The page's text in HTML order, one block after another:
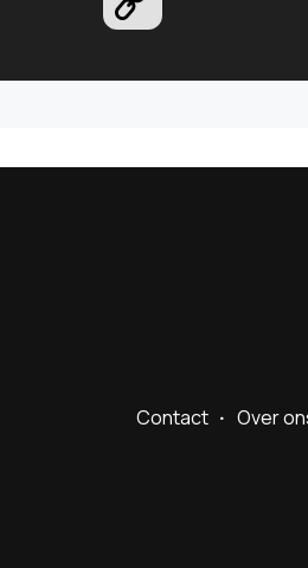
Contact Over